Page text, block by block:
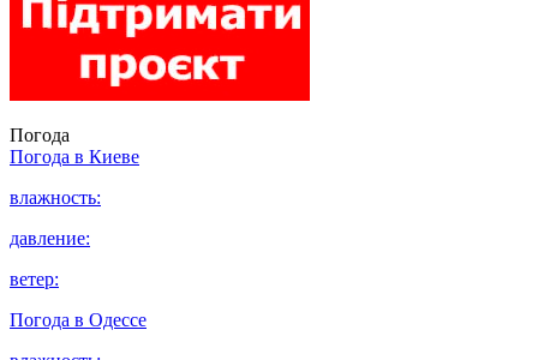
Погода
Погода в Киеве
влажность:
давление:
ветер:
Погода в Одессе